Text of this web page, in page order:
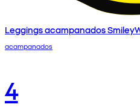
Leggings acampanados
acampanados
4